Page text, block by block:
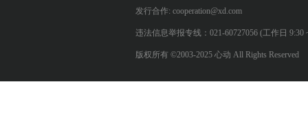
发行合作: cooperation@xd.com
违法信息举报专线：021-60727056 (工作日 9:30
版权所有 ©2003-2025 心动 All Rights Reserved